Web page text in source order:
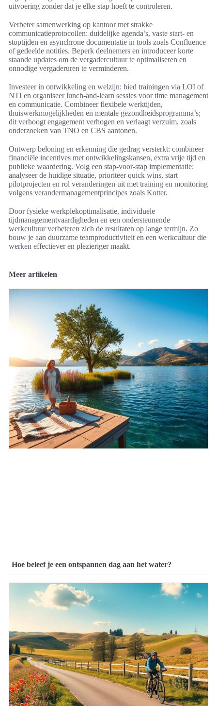
uitvoering zonder dat je elke stap hoeft te controleren.
Verbeter samenwerking op kantoor met strakke
communicatieprotocollen: duidelijke agenda’s, vaste start- en
stoptijden en asynchrone documentatie in tools zoals Confluence
of gedeelde notities. Beperk deelnemers en introduceer korte
staande updates om de vergadercultuur te optimaliseren en
onnodige vergaderuren te verminderen.
Investeer in ontwikkeling en welzijn: bied trainingen via LOI of
NTI en organiseer lunch-and-learn sessies voor time management
en communicatie. Combineer flexibele werktijden,
thuiswerkmogelijkheden en mentale gezondheidsprogramma’s;
dit verhoogt engagement verhogen en verlaagt verzuim, zoals
onderzoeken van TNO en CBS aantonen.
Ontwerp beloning en erkenning die gedrag versterkt: combineer
financiële incentives met ontwikkelingskansen, extra vrije tijd en
publieke waardering. Volg een stap-voor-stap implementatie:
analyseer de huidige situatie, prioriteer quick wins, start
pilotprojecten en rol veranderingen uit met training en monitoring
volgens verandermanagementprincipes zoals Kotter.
Door fysieke werkplekoptimalisatie, individuele
tijdmanagementvaardigheden en een ondersteunende
werkcultuur verbeteren zich de resultaten op lange termijn. Zo
bouw je aan duurzame teamproductiviteit en een werkcultuur die
werken effectiever en plezieriger maakt.
Meer artikelen
Hoe beleef je een ontspannen dag aan het water?